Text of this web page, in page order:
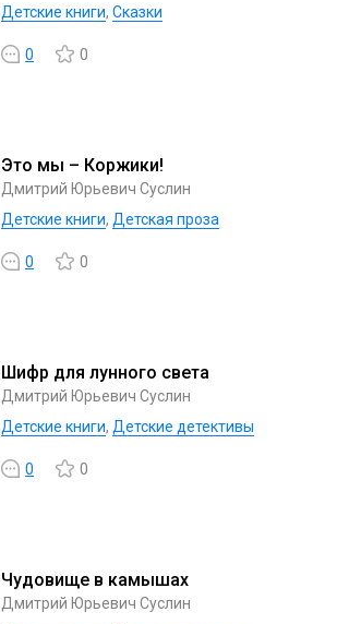
Детские книги, Сказки
0 0
Это мы – Коржики!
Дмитрий Юрьевич Суслин
Детские книги, Детская проза
0 0
Шифр для лунного света
Дмитрий Юрьевич Суслин
Детские книги, Детские детективы
0 0
Чудовище в камышах
Дмитрий Юрьевич Суслин